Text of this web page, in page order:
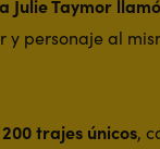
Julie Taymor
y personaje al
trajes únicos,